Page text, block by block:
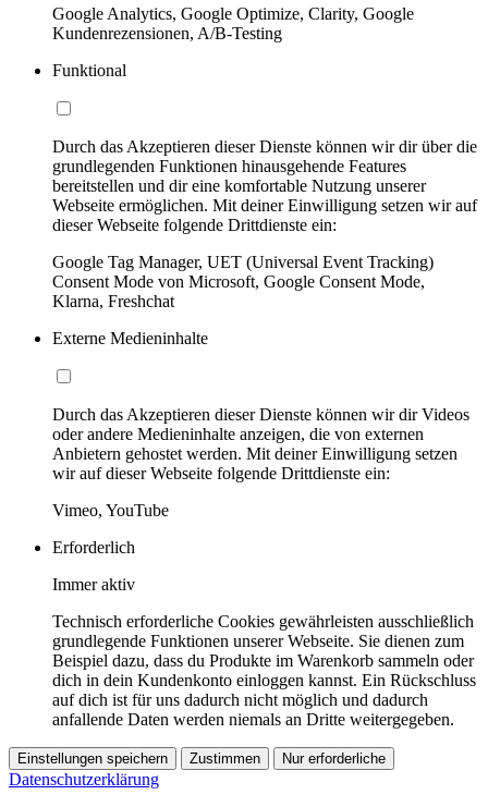
Google Analytics, Google Optimize, Clarity, Google
Kundenrezensionen, A/B-Testing
Funktional
Durch das Akzeptieren dieser Dienste können wir dir über die
grundlegenden Funktionen hinausgehende Features
bereitstellen und dir eine komfortable Nutzung unserer
Webseite ermöglichen. Mit deiner Einwilligung setzen wir auf
dieser Webseite folgende Drittdienste ein:
Google Tag Manager, UET (Universal Event Tracking)
Consent Mode von Microsoft, Google Consent Mode,
Klarna, Freshchat
Externe Medieninhalte
Durch das Akzeptieren dieser Dienste können wir dir Videos
oder andere Medieninhalte anzeigen, die von externen
Anbietern gehostet werden. Mit deiner Einwilligung setzen
wir auf dieser Webseite folgende Drittdienste ein:
Vimeo, YouTube
Erforderlich
Immer aktiv
Technisch erforderliche Cookies gewährleisten ausschließlich
grundlegende Funktionen unserer Webseite. Sie dienen zum
Beispiel dazu, dass du Produkte im Warenkorb sammeln oder
dich in dein Kundenkonto einloggen kannst. Ein Rückschluss
auf dich ist für uns dadurch nicht möglich und dadurch
anfallende Daten werden niemals an Dritte weitergegeben.
Einstellungen speichern Zustimmen Nur erforderliche
Datenschutzerklärung